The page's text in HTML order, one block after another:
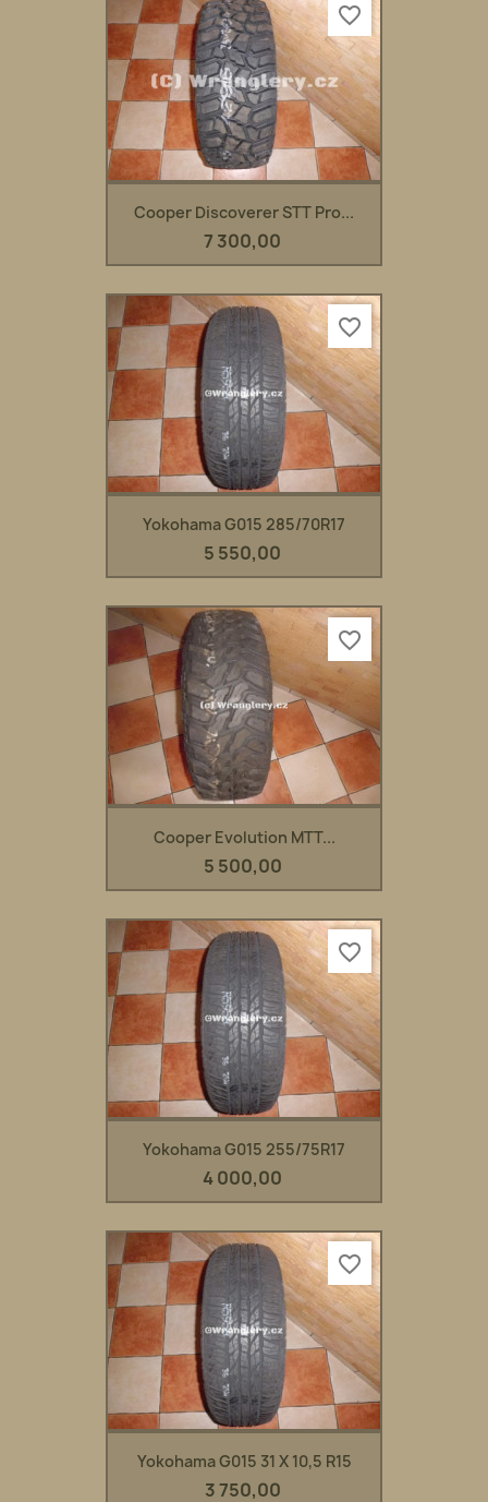
Cooper Discoverer STT Pro...
7 300,00
favorite_border
Yokohama G015 285/70R17
5 550,00
favorite_border
Cooper Evolution MTT...
5 500,00
favorite_border
Yokohama G015 255/75R17
4 000,00
favorite_border
Yokohama G015 31 X 10,5 R15
3 750,00
favorite_border